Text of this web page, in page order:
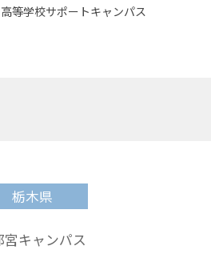
等学校サポートキャンパス
栃木県
宮キャンパス